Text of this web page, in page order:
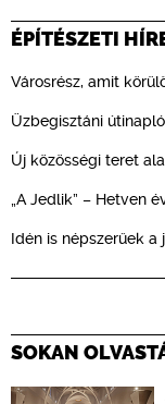
ÉPÍTÉSZETI
Városrész, amit
Üzbegisztáni
Új közösségi teret
„A Jedlik” – Hetven
Idén is népszerűek a
SOKAN